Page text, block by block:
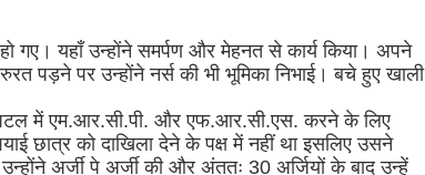
गए। यहाँ उन्होंने समर्पण और मेहनत से कार्य किया। अपने
पड़ने पर उन्होंने नर्स की भी भूमिका निभाई। बचे हुए खाली
में एम.आर.सी.पी. और एफ.आर.सी.एस. करने के लिए
छात्र को दाखिला देने के पक्ष में नहीं था इसलिए उसने
अर्जी पे अर्जी की और अंततः 30 अर्जियों के बाद उन्हें